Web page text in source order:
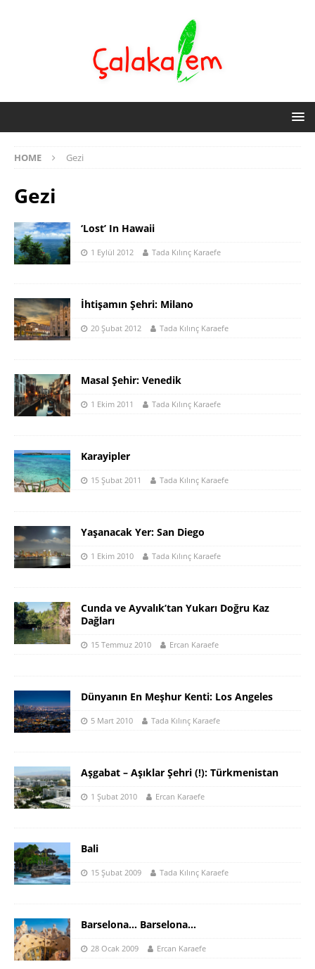
HOME Gezi
Gezi
‘Lost’ In Hawaii
1 Eylül 2012 Tada Kılınç Karaefe
İhtişamın Şehri: Milano
20 Şubat 2012 Tada Kılınç Karaefe
Masal Şehir: Venedik
1 Ekim 2011 Tada Kılınç Karaefe
Karayipler
15 Şubat 2011 Tada Kılınç Karaefe
Yaşanacak Yer: San Diego
1 Ekim 2010 Tada Kılınç Karaefe
Cunda ve Ayvalık’tan Yukarı Doğru Kaz
Dağları
15 Temmuz 2010 Ercan Karaefe
Dünyanın En Meşhur Kenti: Los Angeles
5 Mart 2010 Tada Kılınç Karaefe
Aşgabat – Aşıklar Şehri (!): Türkmenistan
1 Şubat 2010 Ercan Karaefe
Bali
15 Şubat 2009 Tada Kılınç Karaefe
Barselona… Barselona…
28 Ocak 2009 Ercan Karaefe